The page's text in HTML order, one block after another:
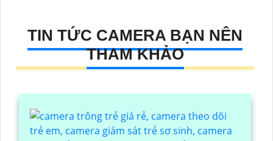
TIN TỨC CAMERA BẠN NÊN
THAM KHẢO